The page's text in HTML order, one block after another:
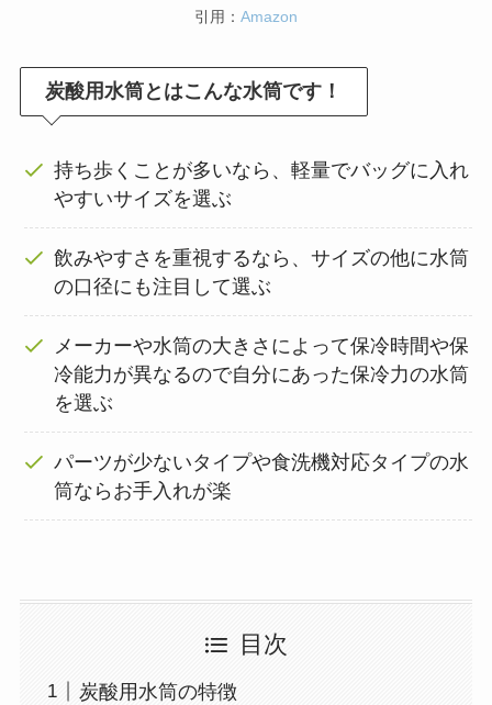
引用： Amazon
炭酸用水筒とはこんな水筒です！
持ち歩くことが多いなら、軽量でバッグに入れ
やすいサイズを選ぶ
飲みやすさを重視するなら、サイズの他に水筒
の口径にも注目して選ぶ
メーカーや水筒の大きさによって保冷時間や保
冷能力が異なるので自分にあった保冷力の水筒
を選ぶ
パーツが少ないタイプや食洗機対応タイプの水
筒ならお手入れが楽
目次
炭酸用水筒の特徴